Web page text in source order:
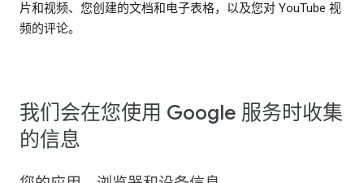
片和视频、您创建的文档和电子表格，以及您对 YouTube 视
频的评论。
我们会在您使用 Google 服务时收集
的信息